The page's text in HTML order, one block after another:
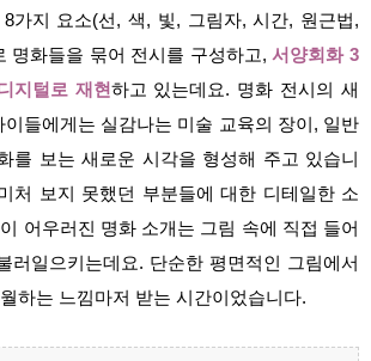
가지 요소(선, 색, 빛, 그림자, 시간, 원근법,
명화들을 묶어 전시를 구성하고,서양회화 3
지털로 재현하고 있는데요. 명화 전시의 새
들에게는 실감나는 미술 교육의 장이, 일반
를 보는 새로운 시각을 형성해 주고 있습니
처 보지 못했던 부분들에 대한 디테일한 소
어우러진 명화 소개는 그림 속에 직접 들어
러일으키는데요. 단순한 평면적인 그림에서
하는 느낌마저 받는 시간이었습니다.